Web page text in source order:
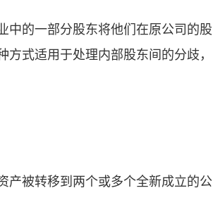
中的一部分股东将他们在原公司的股
式适用于处理内部股东间的分歧，
产被转移到两个或多个全新成立的公